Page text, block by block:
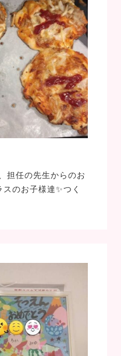
担任の先生からのお
のお子様達✨つく